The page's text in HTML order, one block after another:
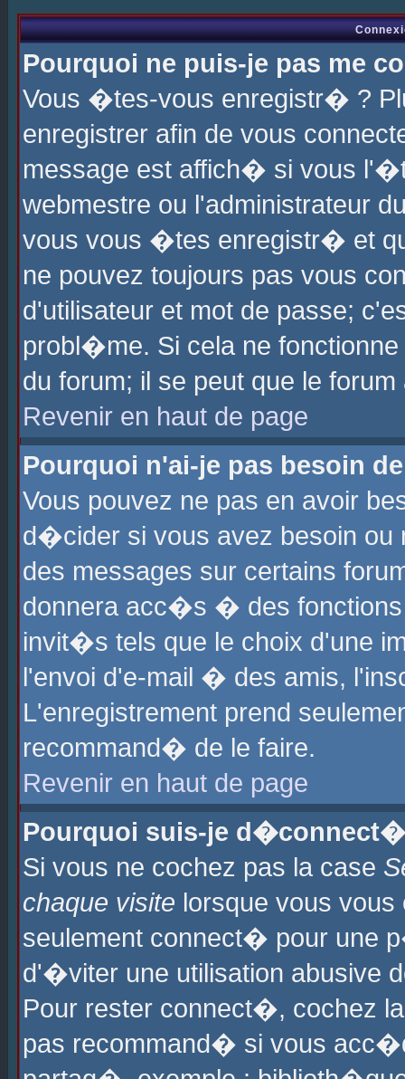
Pourquoi ne puis-je pas me
Vous �tes-vous enregistr� ?
enregistrer afin de vous
message est affich� si vous
webmestre ou l'administrateur
vous vous �tes enregistr� et
ne pouvez toujours pas vous
d'utilisateur et mot de passe;
probl�me. Si cela ne
du forum; il se peut que le
Revenir en haut de page
Pourquoi n'ai-je pas besoin
Vous pouvez ne pas en avoir
d�cider si vous avez besoin ou
des messages sur certains
donnera acc�s � des fonctions
invit�s tels que le choix d'une
l'envoi d'e-mail � des amis,
L'enregistrement prend
recommand� de le faire.
Revenir en haut de page
Pourquoi suis-je
Si vous ne cochez pas la case
chaque visite lorsque vous
seulement connect� pour une
d'�viter une utilisation abusive
Pour rester connect�, cochez
pas recommand� si vous